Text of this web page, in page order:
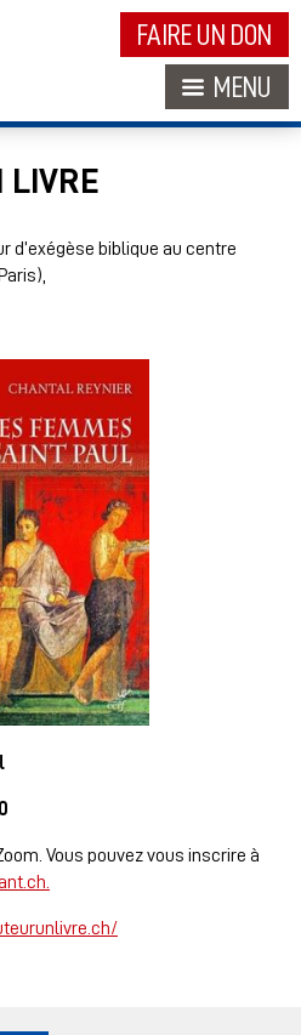
FAIRE UN DON
MENU
LIVRE
d’exégèse biblique au centre
Vous pouvez vous inscrire à